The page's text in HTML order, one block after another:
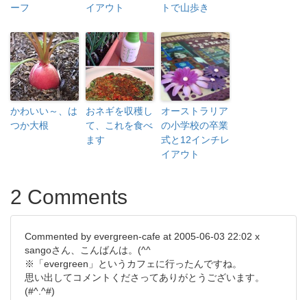
ーフ
イアウト
トで山歩き
かわいい～、は
つか大根
おネギを収穫し
て、これを食べ
ます
オーストラリア
の小学校の卒業
式と12インチレ
イアウト
2 Comments
Commented by evergreen-cafe at 2005-06-03 22:02 x
sangoさん、こんばんは。(^^ゞ
※「evergreen」というカフェに行ったんですね。
思い出してコメントくださってありがとうございます。
(#^.^#)